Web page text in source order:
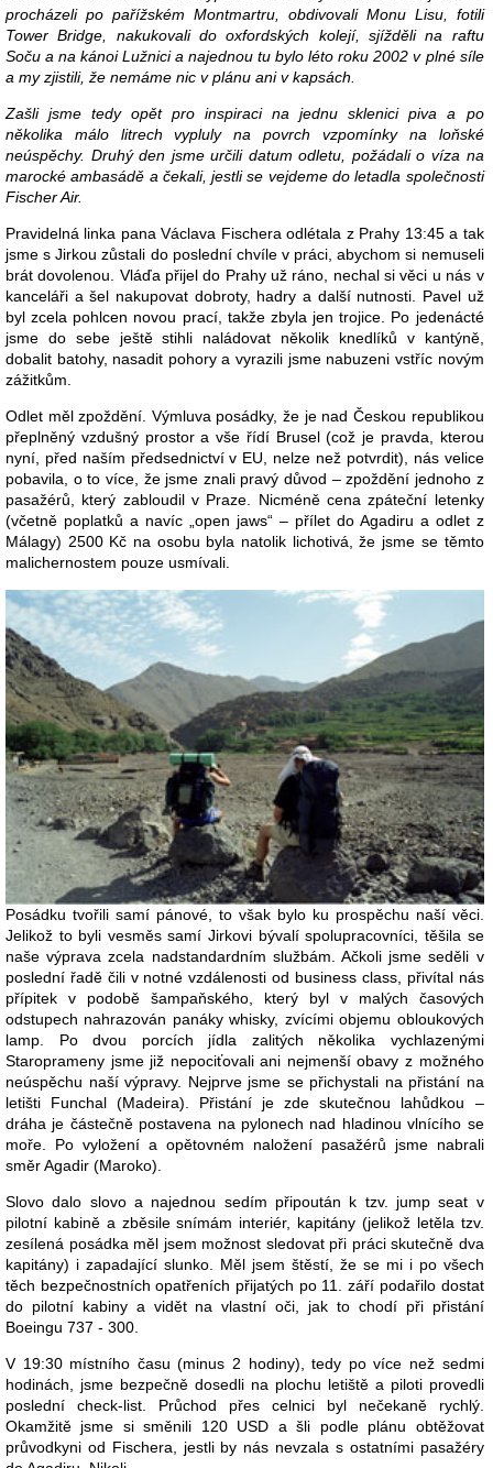
procházeli po pařížském Montmartru, obdivovali Monu Lisu, fotili
Tower Bridge, nakukovali do oxfordských kolejí, sjížděli na raftu
Soču a na kánoi Lužnici a najednou tu bylo léto roku 2002 v plné síle
a my zjistili, že nemáme nic v plánu ani v kapsách.
Zašli jsme tedy opět pro inspiraci na jednu sklenici piva a po
několika málo litrech vypluly na povrch vzpomínky na loňské
neúspěchy. Druhý den jsme určili datum odletu, požádali o víza na
marocké ambasádě a čekali, jestli se vejdeme do letadla společnosti
Fischer Air.
Pravidelná linka pana Václava Fischera odlétala z Prahy 13:45 a tak
jsme s Jirkou zůstali do poslední chvíle v práci, abychom si nemuseli
brát dovolenou. Vláďa přijel do Prahy už ráno, nechal si věci u nás v
kanceláři a šel nakupovat dobroty, hadry a další nutnosti. Pavel už
byl zcela pohlcen novou prací, takže zbyla jen trojice. Po jedenácté
jsme do sebe ještě stihli naládovat několik knedlíků v kantýně,
dobalit batohy, nasadit pohory a vyrazili jsme nabuzeni vstříc novým
zážitkům.
Odlet měl zpoždění. Výmluva posádky, že je nad Českou republikou
přeplněný vzdušný prostor a vše řídí Brusel (což je pravda, kterou
nyní, před naším předsednictví v EU, nelze než potvrdit), nás velice
pobavila, o to více, že jsme znali pravý důvod – zpoždění jednoho z
pasažérů, který zabloudil v Praze. Nicméně cena zpáteční letenky
(včetně poplatků a navíc „open jaws“ – přílet do Agadiru a odlet z
Málagy) 2500 Kč na osobu byla natolik lichotivá, že jsme se těmto
malichernostem pouze usmívali.
Posádku tvořili samí pánové, to však bylo ku prospěchu naší věci.
Jelikož to byli vesměs samí Jirkovi bývalí spolupracovníci, těšila se
naše výprava zcela nadstandardním službám. Ačkoli jsme seděli v
poslední řadě čili v notné vzdálenosti od business class, přivítal nás
přípitek v podobě šampaňského, který byl v malých časových
odstupech nahrazován panáky whisky, zvícími objemu obloukových
lamp. Po dvou porcích jídla zalitých několika vychlazenými
Staroprameny jsme již nepociťovali ani nejmenší obavy z možného
neúspěchu naší výpravy. Nejprve jsme se přichystali na přistání na
letišti Funchal (Madeira). Přistání je zde skutečnou lahůdkou –
dráha je částečně postavena na pylonech nad hladinou vlnícího se
moře. Po vyložení a opětovném naložení pasažérů jsme nabrali
směr Agadir (Maroko).
Slovo dalo slovo a najednou sedím připoután k tzv. jump seat v
pilotní kabině a zběsile snímám interiér, kapitány (jelikož letěla tzv.
zesílená posádka měl jsem možnost sledovat při práci skutečně dva
kapitány) i zapadající slunko. Měl jsem štěstí, že se mi i po všech
těch bezpečnostních opatřeních přijatých po 11. září podařilo dostat
do pilotní kabiny a vidět na vlastní oči, jak to chodí při přistání
Boeingu 737 - 300.
V 19:30 místního času (minus 2 hodiny), tedy po více než sedmi
hodinách, jsme bezpečně dosedli na plochu letiště a piloti provedli
poslední check-list. Průchod přes celnici byl nečekaně rychlý.
Okamžitě jsme si směnili 120 USD a šli podle plánu obtěžovat
průvodkyni od Fischera, jestli by nás nevzala s ostatními pasažéry